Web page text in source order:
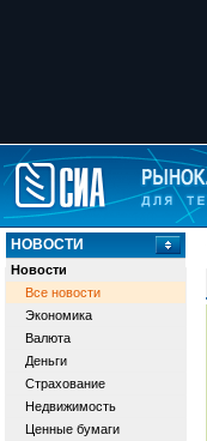
НОВОСТИ
Новости
Все новости
Экономика
Валюта
Деньги
Страхование
Недвижимость
Ценные бумаги